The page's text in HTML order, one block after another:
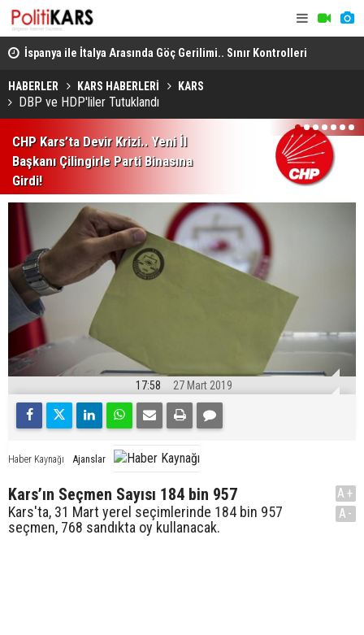
İspanya ile İtalya Arasında Göç Gerilimi.. Sınır Kontrolleri
7 Eylül’e Uzatıldı!
HABERLER KARS HABERLERİ KARS
DBP ve HDP'liler Tutuklandı
CHP Kars’ta Devir Krizi.. Yeni İl
Başkanı Çilingirle Parti Binasına
Girdi!
1 2 3 4 5 6 7
17:58 27 Mart 2019
Haber Kaynağı Ajanslar
Kars’ın Seçmen Sayısı 184 bin 957
Kars'ta, 31 Mart yerel seçimlerinde 184 bin 957
seçmen, 768 sandıkta oy kullanacak.
A+
A-